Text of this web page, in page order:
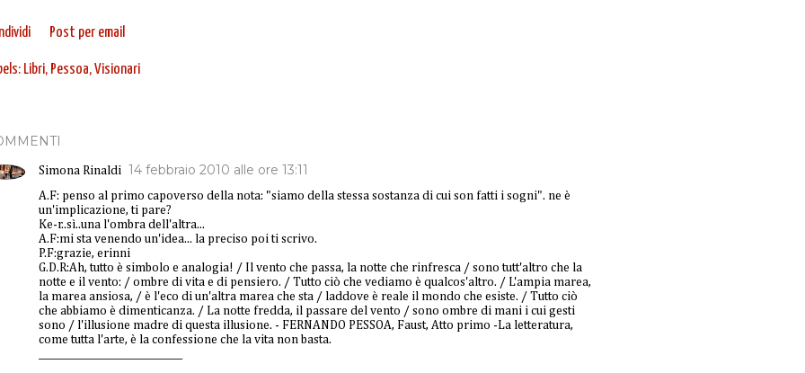
Post per email
Libri Pessoa Visionari
Simona Rinaldi 14 febbraio 2010 alle ore 13:11
A.F: penso al primo capoverso della nota: "siamo della stessa sostanza di cui son fatti i sogni". ne è
un'implicazione, ti pare?
Ke-r..sì..una l'ombra dell'altra...
A.F:mi sta venendo un'idea... la preciso poi ti scrivo.
P.F:grazie, erinni
G.D.R:Ah, tutto è simbolo e analogia! / Il vento che passa, la notte che rinfresca / sono tutt'altro che la
notte e il vento: / ombre di vita e di pensiero. / Tutto ciò che vediamo è qualcos'altro. / L'ampia marea,
la marea ansiosa, / è l'eco di un'altra marea che sta / laddove è reale il mondo che esiste. / Tutto ciò
che abbiamo è dimenticanza. / La notte fredda, il passare del vento / sono ombre di mani i cui gesti
sono / l'illusione madre di questa illusione. - FERNANDO PESSOA, Faust, Atto primo -La letteratura,
come tutta l'arte, è la confessione che la vita non basta.